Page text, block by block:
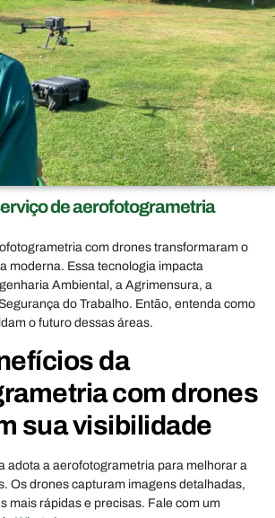
de aerofotogrametria
com drones transformaram o
moderna. Essa tecnologia impacta
Ambiental, a Agrimensura, a
do Trabalho. Então, entenda como
o futuro dessas áreas.
da
com drones
sua visibilidade
adota a aerofotogrametria para melhorar a
Os drones capturam imagens detalhadas,
mais rápidas e precisas. Fale com um